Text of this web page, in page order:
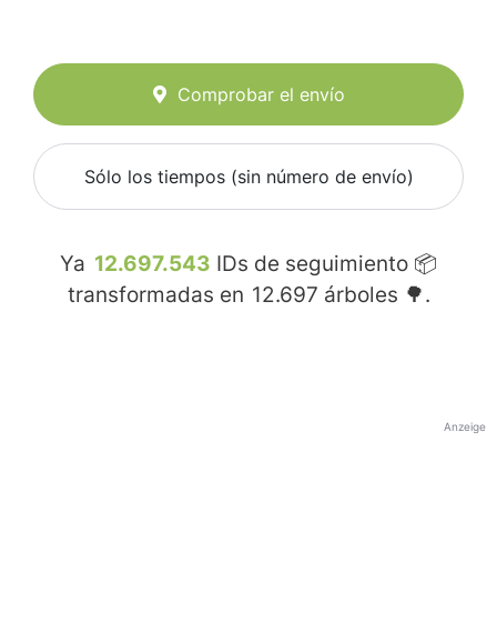
Comprobar el envío
Sólo los tiempos (sin número de envío)
Ya 12.697.543 IDs de seguimiento 📦
transformadas en 12.697 árboles 🌳.
Anzeige